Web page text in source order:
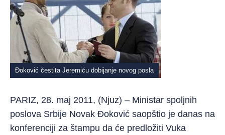
Đoković čestita Jeremiću dobijanje novog posla
PARIZ, 28. maj 2011, (Njuz) – Ministar spoljnih
poslova Srbije Novak Đoković saopštio je danas na
konferenciji za štampu da će predložiti Vuka